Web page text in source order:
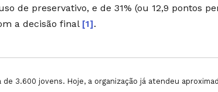
de preservativo, e de 31% (ou 12,9 pontos
a decisão final [1].
3.600 jovens. Hoje, a organização já atendeu